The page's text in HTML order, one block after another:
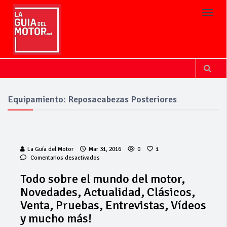
Equipamiento: Reposacabezas Posteriores
La Guía del Motor Mar 31, 2016 0
1
Comentarios desactivados
el
mundo
del
motor,
Todo sobre el mundo del motor,
Novedades, Actualidad, Clásicos,
Venta, Pruebas, Entrevistas, Vídeos
y mucho más!